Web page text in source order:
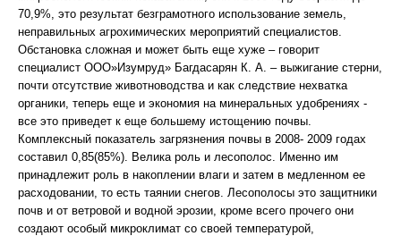
70,9%, это результат безграмотного использование земель,
неправильных агрохимических мероприятий специалистов.
Обстановка сложная и может быть еще хуже – говорит
специалист ООО»Изумруд» Багдасарян К. А. – выжигание стерни,
почти отсутствие животноводства и как следствие нехватка
органики, теперь еще и экономия на минеральных удобрениях -
все это приведет к еще большему истощению почвы.
Комплексный показатель загрязнения почвы в 2008- 2009 годах
составил 0,85(85%). Велика роль и лесополос. Именно им
принадлежит роль в накоплении влаги и затем в медленном ее
расходовании, то есть таянии снегов. Лесополосы это защитники
почв и от ветровой и водной эрозии, кроме всего прочего они
создают особый микроклимат со своей температурой,